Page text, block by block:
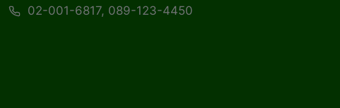
02-001-6817, 089-123-4450